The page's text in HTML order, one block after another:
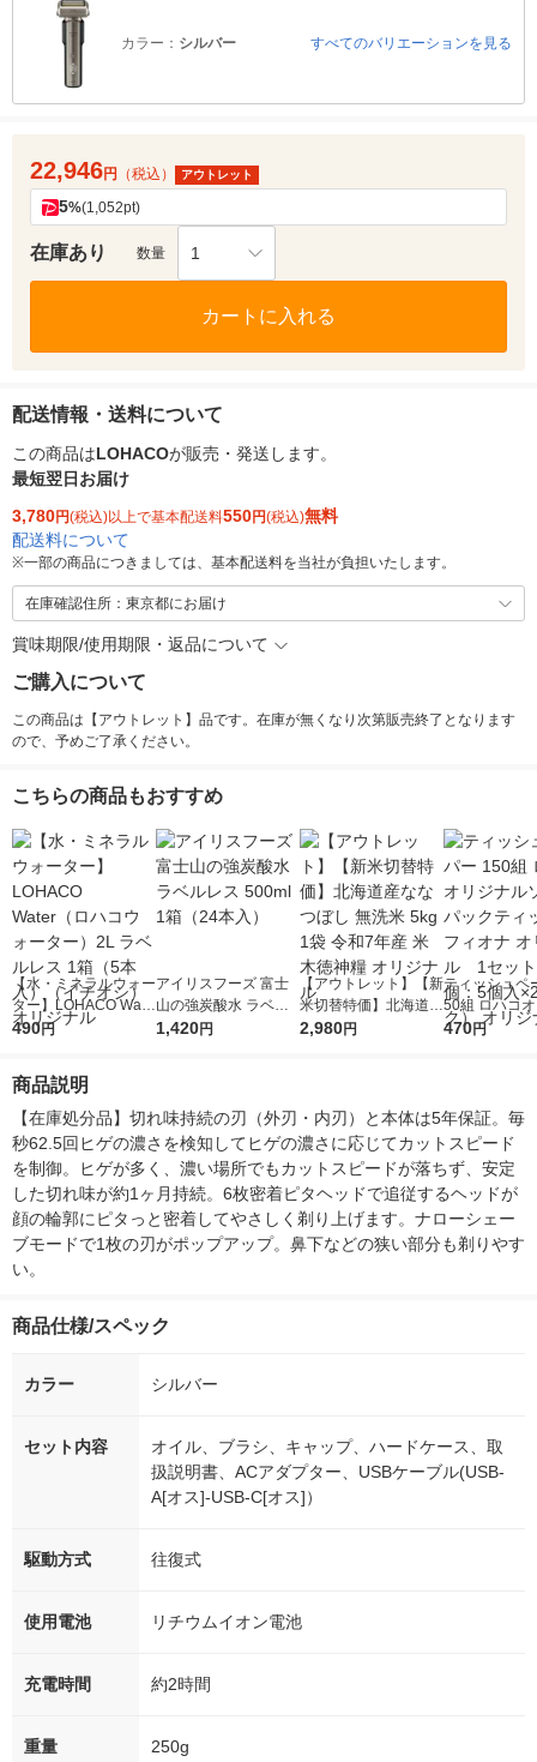
カラー： シルバー すべてのバリエーションを見る
22,946円 （税込） アウトレット
5%(1,052pt)
在庫あり 数量 1
カートに入れる
配送情報・送料について
この商品はLOHACOが販売・発送します。
最短翌日お届け
3,780円(税込)以上で基本配送料550円(税込)無料
配送料について
※一部の商品につきましては、基本配送料を当社が負担いたします。
在庫確認住所：東京都にお届け
賞味期限/使用期限・返品について
ご購入について
この商品は【アウトレット】品です。在庫が無くなり次第販売終了となります
ので、予めご了承ください。
こちらの商品もおすすめ
【水・ミネラルウォー
ター】LOHACO Wate
r（ロハコウォータ
シ） オリジナル
490円
アイリスフーズ 富士
山の強炭酸水 ラベル
レス 500ml 1箱（24
1,420円
【アウトレット】【新
米切替特価】北海道産
ななつぼし 無洗米 5k
2,980円
ティッシュペ
50組 ロハコ
ルソフトパッ
オリジナル
470円
商品説明
【在庫処分品】切れ味持続の刃（外刃・内刃）と本体は5年保証。毎
秒62.5回ヒゲの濃さを検知してヒゲの濃さに応じてカットスピード
を制御。ヒゲが多く、濃い場所でもカットスピードが落ちず、安定
した切れ味が約1ヶ月持続。6枚密着ピタヘッドで追従するヘッドが
顔の輪郭にピタっと密着してやさしく剃り上げます。ナローシェー
ブモードで1枚の刃がポップアップ。鼻下などの狭い部分も剃りやす
い。
商品仕様/スペック
カラー シルバー
セット内容
オイル、ブラシ、キャップ、ハードケース、取
扱説明書、ACアダプター、USBケーブル(USB-
A[オス]-USB-C[オス]）
駆動方式 往復式
使用電池 リチウムイオン電池
充電時間 約2時間
重量 250g